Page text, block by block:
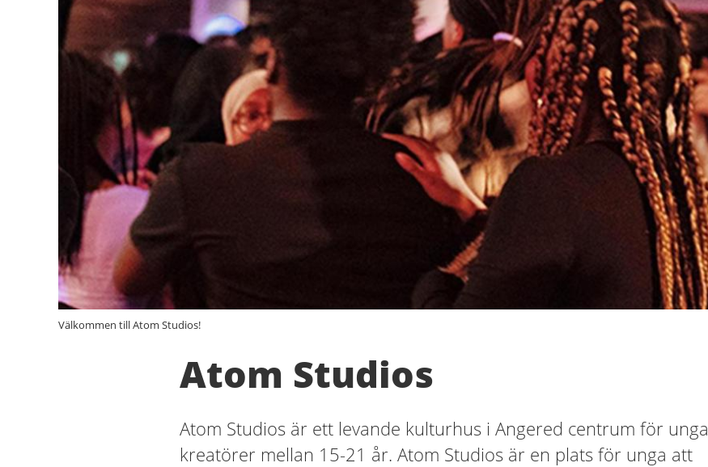
Välkommen till Atom Studios!
Atom Studios
Atom Studios är ett levande kulturhus i Angered centrum för unga
kreatörer mellan 15-21 år. Atom Studios är en plats för unga att